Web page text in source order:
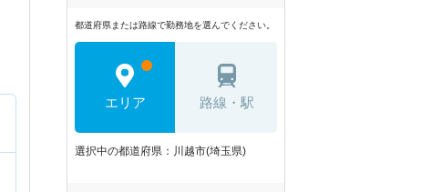
都道府県または路線で勤務地を選んでください。
エリア 路線・駅
選択中の都道府県：川越市(埼玉県)